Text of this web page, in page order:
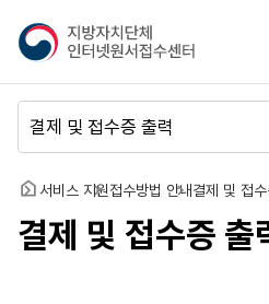
지
방
자
치
단
체
인
넷
원
뉴
동
홈 서비스 지원접수방법 안내결제 및 접
결제 및 접수증 출